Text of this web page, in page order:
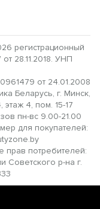
регистрационный
28.11.2018. УНП
от 24.01.2008
Беларусь, г. Минск,
4, пом. 15-17
пн-вс 9.00-21.00
для покупателей:
потребителей:
Советского р-на г.